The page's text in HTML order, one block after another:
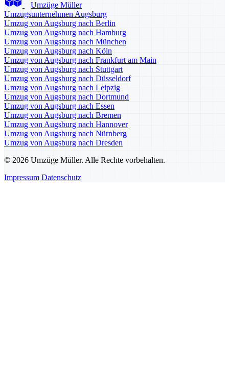
Umzüge Müller
Umzugsunternehmen Augsburg
Umzug von Augsburg nach Berlin
Umzug von Augsburg nach Hamburg
Umzug von Augsburg nach München
Umzug von Augsburg nach Köln
Umzug von Augsburg nach Frankfurt am Main
Umzug von Augsburg nach Stuttgart
Umzug von Augsburg nach Düsseldorf
Umzug von Augsburg nach Leipzig
Umzug von Augsburg nach Dortmund
Umzug von Augsburg nach Essen
Umzug von Augsburg nach Bremen
Umzug von Augsburg nach Hannover
Umzug von Augsburg nach Nürnberg
Umzug von Augsburg nach Dresden
© 2026 Umzüge Müller. Alle Rechte vorbehalten.
Impressum Datenschutz